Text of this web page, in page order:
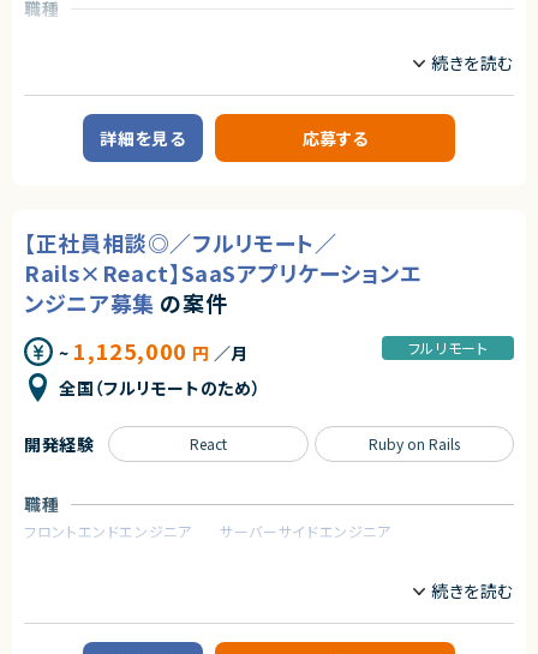
多くのサービスが生まれては消える中で、ビジネスの基盤として長く使われ
本サービスは、まさにその可能性を持つプロダクトであり、さらにその中心メ
ンバーとして関われるフェーズは、まだ組織がコンパクトな「今」だけです。
自らの判断やアウトプットでプロダクトと事業を前進させ、社会に価値ある
仕組みを残したい方のチャレンジを歓迎します。
◆募集背景
◆会社・事業について
当社は、ビジネスシーンにおける日程調整業務を効率化するSaaSを自社で
企画・開発・提供しているスタートアップ企業です。
創業以来、外部資本に依存せず、継続的な売上成長と黒字経営を実現して
います。
らず海外からも注目され、グローバルに利用が拡大しています。
◆プロダクトの特長
独自技術・特許を活用した他社にはない機能群
大手企業から成長企業まで、幅広い業種での導入実績（数万社規模）
おいても大きな成長余地を持っています。
◆マーケットの魅力
近年は、業務のデジタル化・生産性向上の流れを背景に、この分野自体が急
職種
業務内容
【案件概要】
セキュリティ領域の業務課題をテクノロジーで解決するSaaSプロダクトを展
開する企業にて、
プロダクト価値向上に直結する技術的意思決定を担っていただくポジション
です。
【業務内容】
・自社SaaSプロダクトにおける技術設計および実装のリード
・設計レビュー、コードレビューを通じた品質担保と改善
・開発チーム内での技術的意思決定および方針策定への関与
・要件定義・仕様検討フェーズでの技術的観点からの提案
・既存コードベースのリファクタリング、パフォーマンス・保守性改善
少人数チームのため、上流工程から開発全体に深く関与しながら、
求めるスキル
【必須スキル】
・自社プロダクトの顧客価値・事業成長に主体的に向き合える方
詳細を見る 応募する
【正社員相談◎／フルリモート／
Rails×React】SaaSアプリケーションエ
ンジニア募集 の案件
~ 1,125,000 円 ／月
全国（フルリモートのため）
フルリモート
職種
フロントエンドエンジニア サーバーサイドエンジニア
BtoB向けSaaSプロダクトを展開するスタートアップ企業にて、Webアプリ
ケーションエンジニアを募集します。
開発経験 React Ruby on Rails